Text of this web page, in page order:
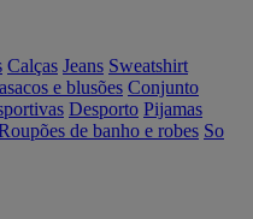
Calças Jeans Sweatshirt
e blusões Conjunto
Desporto Pijamas
de banho e robes So